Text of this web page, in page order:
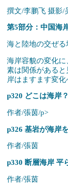
撰文/李鹏飞 摄影/
第5部分：中国海
海と陸地の交ぜ
海岸容貌の変化
素は関係がある
岸はますます変化
p320 どこは海岸？
作者/張茵/p>
p326 基岩が海岸
作者/張茵
p330 断層海岸 平
作者/張茵